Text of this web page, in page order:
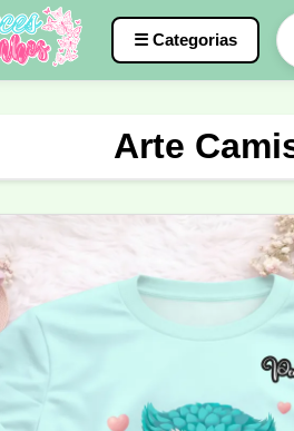
☰ Categorias
Ciclismo
Arte